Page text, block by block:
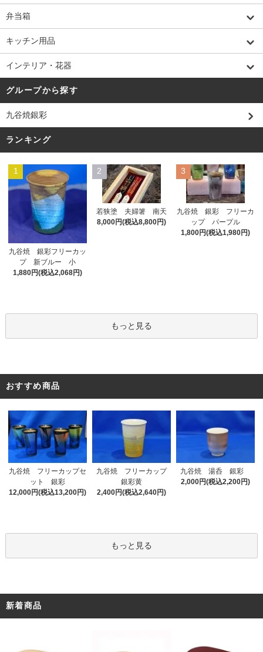
弁当箱
キッチン用品
インテリア・花器
グループから探す
九谷焼銀彩
ランキング
1
九谷焼 銀彩フリーカッ
プ 新ブルー 小
1,880円(税込2,068円)
2
若狭塗 夫婦箸 南天
8,000円(税込8,800円)
3
九谷焼 銀彩 フリーカ
ップ パープル
1,800円(税込1,980円)
もっと見る
おすすめ商品
九谷焼 フリーカップセ
ット 銀彩
12,000円(税込13,200円)
九谷焼 フリーカップ
銀彩黄
2,400円(税込2,640円)
九谷焼 湯呑 銀彩
2,000円(税込2,200円)
もっと見る
新着商品